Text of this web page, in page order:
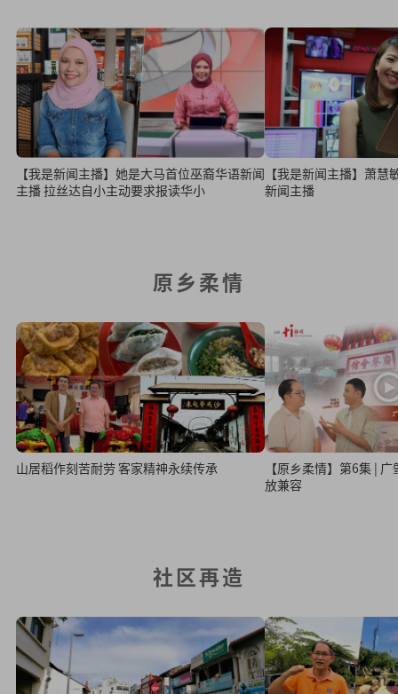
【我是新闻主播】她是大马首位巫裔华语新闻
主播 拉丝达自小主动要求报读华小
【我是新闻主播】萧
新闻主播
原乡柔情
山居稻作刻苦耐劳 客家精神永续传承
【原乡柔情】第6集 | 广
放兼容
社区再造